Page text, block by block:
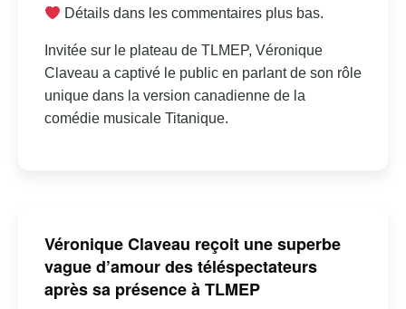
Détails dans les commentaires plus bas.
Invitée sur le plateau de TLMEP, Véronique
Claveau a captivé le public en parlant de son rôle
unique dans la version canadienne de la
comédie musicale Titanique.
Véronique Claveau reçoit une superbe
vague d’amour des téléspectateurs
après sa présence à TLMEP